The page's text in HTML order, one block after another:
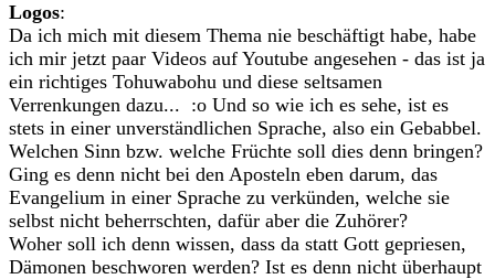
Logos:
Da ich mich mit diesem Thema nie beschäftigt habe, habe
ich mir jetzt paar Videos auf Youtube angesehen - das ist ja
ein richtiges Tohuwabohu und diese seltsamen
Verrenkungen dazu... :o Und so wie ich es sehe, ist es
stets in einer unverständlichen Sprache, also ein Gebabbel.
Welchen Sinn bzw. welche Früchte soll dies denn bringen?
Ging es denn nicht bei den Aposteln eben darum, das
Evangelium in einer Sprache zu verkünden, welche sie
selbst nicht beherrschten, dafür aber die Zuhörer?
Woher soll ich denn wissen, dass da statt Gott gepriesen,
Dämonen beschworen werden? Ist es denn nicht überhaupt